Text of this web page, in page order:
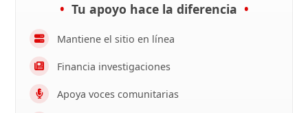
Tu apoyo hace la diferencia
Mantiene el sitio en línea
Financia investigaciones
Apoya voces comunitarias